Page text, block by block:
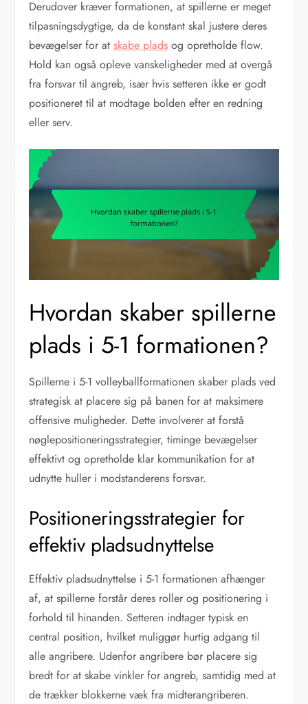
Derudover kræver formationen, at spillerne er meget
tilpasningsdygtige, da de konstant skal justere deres
bevægelser for atskabe plads og opretholde flow.
Hold kan også opleve vanskeligheder med at overgå
fra forsvar til angreb, især hvis setteren ikke er godt
positioneret til at modtage bolden efter en redning
eller serv.
Hvordan skaber spillerne
plads i 5-1 formationen?
Spillerne i 5-1 volleyballformationen skaber plads ved
strategisk at placere sig på banen for at maksimere
offensive muligheder. Dette involverer at forstå
nøglepositioneringsstrategier, timinge bevægelser
effektivt og opretholde klar kommunikation for at
udnytte huller i modstanderens forsvar.
Positioneringsstrategier for
effektiv pladsudnyttelse
Effektiv pladsudnyttelse i 5-1 formationen afhænger
af, at spillerne forstår deres roller og positionering i
forhold til hinanden. Setteren indtager typisk en
central position, hvilket muliggør hurtig adgang til
alle angribere. Udenfor angribere bør placere sig
bredt for at skabe vinkler for angreb, samtidig med at
de trækker blokkerne væk fra midterangriberen.